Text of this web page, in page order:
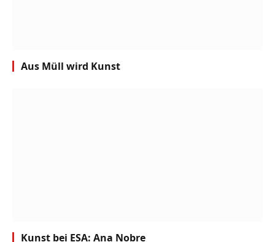
Aus Müll wird Kunst
Kunst bei ESA: Ana Nobre